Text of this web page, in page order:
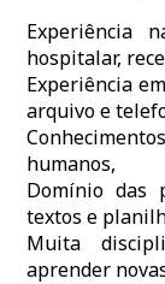
Experiência
hospitalar,
Experiência
arquivo e
humanos,
Domínio das
textos e
Muita
aprender